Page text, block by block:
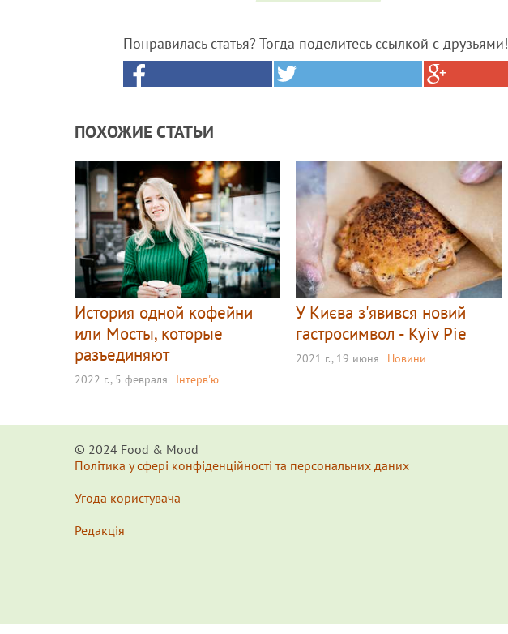
Понравилась статья? Тогда поделитесь ссылкой с друзьями!
ПОХОЖИЕ СТАТЬИ
История одной кофейни
или Мосты, которые
разъединяют
2022 г., 5 февраля Інтерв'ю
У Києва з'явився новий
гастросимвол - Kyiv Pie
2021 г., 19 июня Новини
© 2024 Food & Мood
Політика у сфері конфіденційності та персональних даних
Угода користувача
Редакція